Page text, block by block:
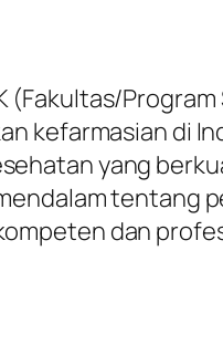
(Fakultas/Program
kefarmasian di
yang
tentang
dan